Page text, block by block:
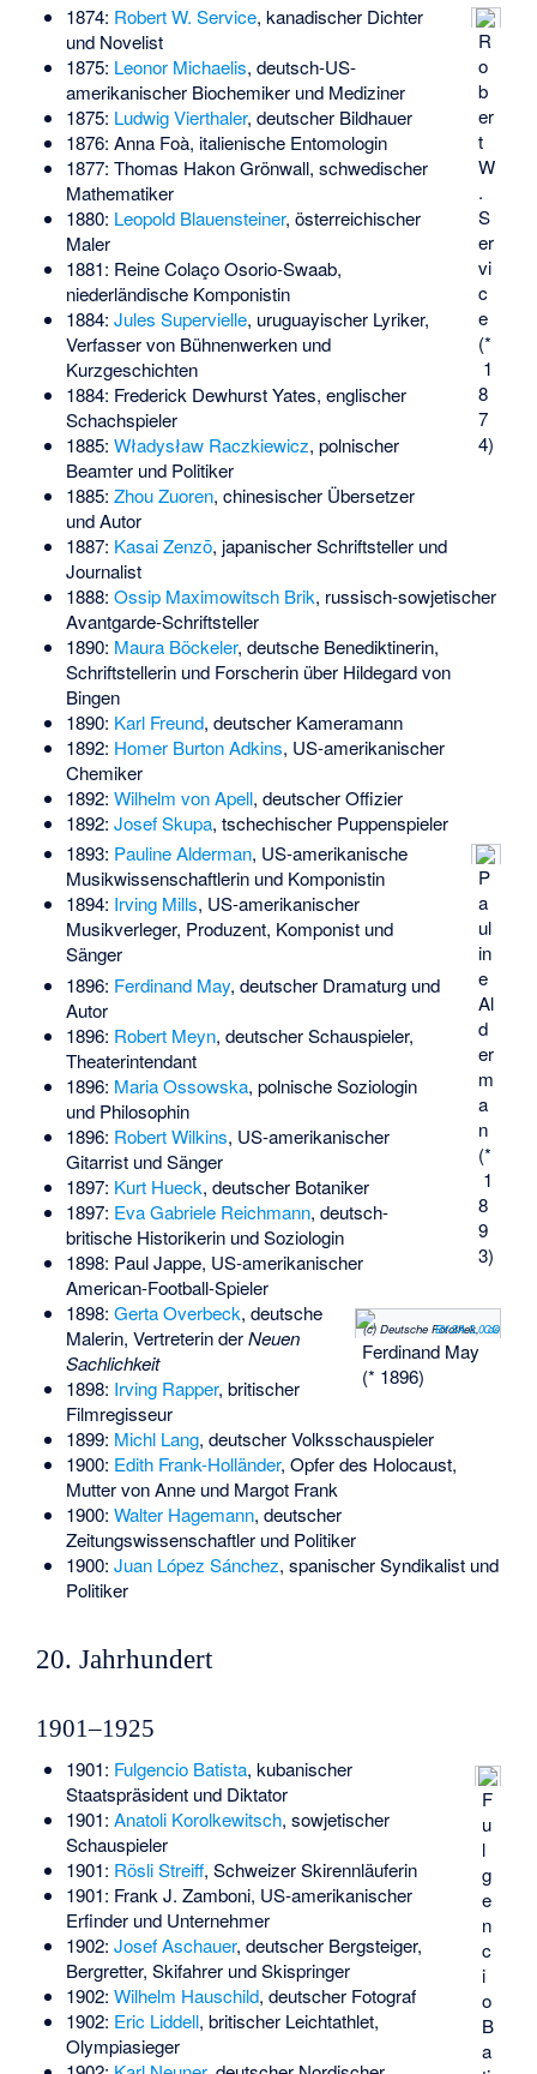
R
o
b
er
t
W
.
S
er
vi
c
e
(*
1
8
7
4)
1874: Robert W. Service, kanadischer Dichter
und Novelist
1875: Leonor Michaelis, deutsch-US-
amerikanischer Biochemiker und Mediziner
1875: Ludwig Vierthaler, deutscher Bildhauer
1876: Anna Foà, italienische Entomologin
1877: Thomas Hakon Grönwall, schwedischer
Mathematiker
1880: Leopold Blauensteiner, österreichischer
Maler
1881: Reine Colaço Osorio-Swaab,
niederländische Komponistin
1884: Jules Supervielle, uruguayischer Lyriker,
Verfasser von Bühnenwerken und
Kurzgeschichten
1884: Frederick Dewhurst Yates, englischer
Schachspieler
1885: Władysław Raczkiewicz, polnischer
Beamter und Politiker
1885: Zhou Zuoren, chinesischer Übersetzer
und Autor
1887: Kasai Zenzō, japanischer Schriftsteller und
Journalist
1888: Ossip Maximowitsch Brik, russisch-sowjetischer
Avantgarde-Schriftsteller
1890: Maura Böckeler, deutsche Benediktinerin,
Schriftstellerin und Forscherin über Hildegard von
Bingen
1890: Karl Freund, deutscher Kameramann
1892: Homer Burton Adkins, US-amerikanischer
Chemiker
1892: Wilhelm von Apell, deutscher Offizier
1892: Josef Skupa, tschechischer Puppenspieler
P
a
ul
in
e
Al
d
er
m
a
n
(*
1
8
9
3)
1893: Pauline Alderman, US-amerikanische
Musikwissenschaftlerin und Komponistin
1894: Irving Mills, US-amerikanischer
Musikverleger, Produzent, Komponist und
Sänger
(c) Deutsche Fotothek‎,
CC BY-SA 3.0 de
Ferdinand May
(* 1896)
1896: Ferdinand May, deutscher Dramaturg und
Autor
1896: Robert Meyn, deutscher Schauspieler,
Theaterintendant
1896: Maria Ossowska, polnische Soziologin
und Philosophin
1896: Robert Wilkins, US-amerikanischer
Gitarrist und Sänger
1897: Kurt Hueck, deutscher Botaniker
1897: Eva Gabriele Reichmann, deutsch-
britische Historikerin und Soziologin
1898: Paul Jappe, US-amerikanischer
American-Football-Spieler
1898: Gerta Overbeck, deutsche
Malerin, Vertreterin derNeuen
Sachlichkeit
1898: Irving Rapper, britischer
Filmregisseur
1899: Michl Lang, deutscher Volksschauspieler
1900: Edith Frank-Holländer, Opfer des Holocaust,
Mutter von Anne und Margot Frank
1900: Walter Hagemann, deutscher
Zeitungswissenschaftler und Politiker
1900: Juan López Sánchez, spanischer Syndikalist und
Politiker
20. Jahrhundert
1901–1925
F
u
l
g
e
n
c
i
o
B
a
1901: Fulgencio Batista, kubanischer
Staatspräsident und Diktator
1901: Anatoli Korolkewitsch, sowjetischer
Schauspieler
1901: Rösli Streiff, Schweizer Skirennläuferin
1901: Frank J. Zamboni, US-amerikanischer
Erfinder und Unternehmer
1902: Josef Aschauer, deutscher Bergsteiger,
Bergretter, Skifahrer und Skispringer
1902: Wilhelm Hauschild, deutscher Fotograf
1902: Eric Liddell, britischer Leichtathlet,
Olympiasieger